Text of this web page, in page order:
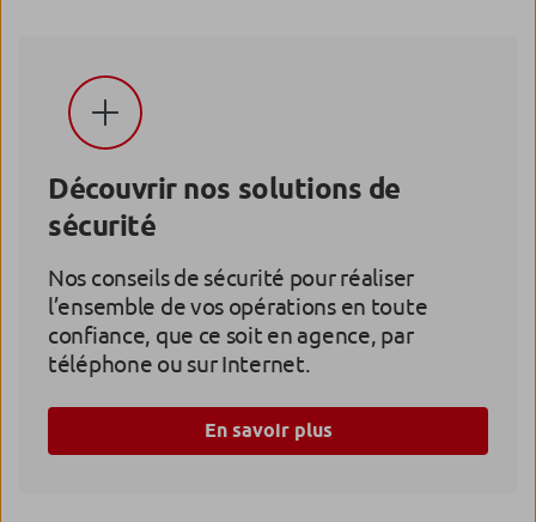
Découvrir nos solutions de
sécurité
Nos conseils de sécurité pour réaliser
l’ensemble de vos opérations en toute
confiance, que ce soit en agence, par
téléphone ou sur Internet.
En savoir plus